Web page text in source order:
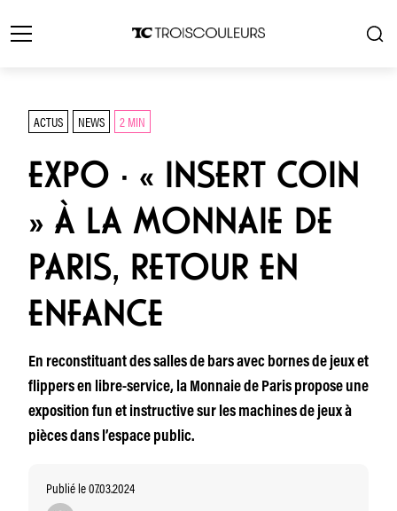
ACTUS NEWS 2 MIN
EXPO · « INSERT COIN
» À LA MONNAIE DE
PARIS, RETOUR EN
ENFANCE
En reconstituant des salles de bars avec bornes de jeux et
flippers en libre-service, la Monnaie de Paris propose une
exposition fun et instructive sur les machines de jeux à
pièces dans l’espace public.
Publié le 07.03.2024